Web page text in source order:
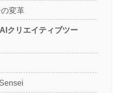
変革
クリエイティブツー